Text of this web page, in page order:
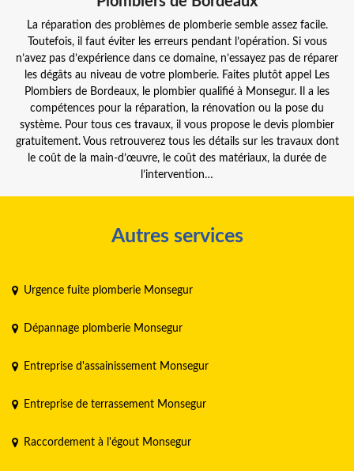
La réparation des problèmes de plomberie semble assez facile.
Toutefois, il faut éviter les erreurs pendant l’opération. Si vous
n’avez pas d’expérience dans ce domaine, n’essayez pas de réparer
les dégâts au niveau de votre plomberie. Faites plutôt appel Les
Plombiers de Bordeaux, le plombier qualifié à Monsegur. Il a les
compétences pour la réparation, la rénovation ou la pose du
système. Pour tous ces travaux, il vous propose le devis plombier
gratuitement. Vous retrouverez tous les détails sur les travaux dont
le coût de la main-d’œuvre, le coût des matériaux, la durée de
l’intervention…
Autres services
Urgence fuite plomberie Monsegur
Dépannage plomberie Monsegur
Entreprise d'assainissement Monsegur
Entreprise de terrassement Monsegur
Raccordement à l'égout Monsegur